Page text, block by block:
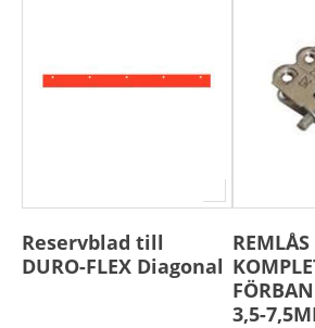
Reservblad till
DURO-FLEX Diagonal
3,5-